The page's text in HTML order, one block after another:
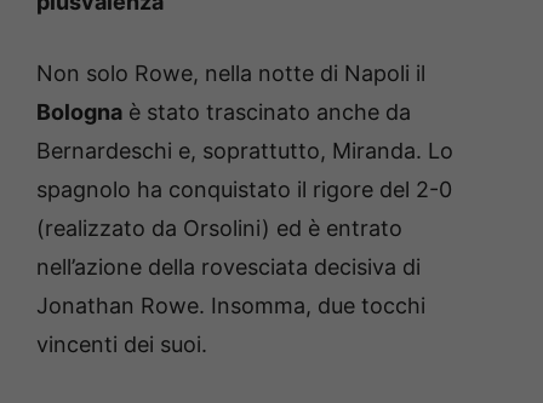
Non solo Rowe, nella notte di Napoli il
Bologna è stato trascinato anche da
Bernardeschi e, soprattutto, Miranda. Lo
spagnolo ha conquistato il rigore del 2-0
(realizzato da Orsolini) ed è entrato
nell’azione della rovesciata decisiva di
Jonathan Rowe. Insomma, due tocchi
vincenti dei suoi.